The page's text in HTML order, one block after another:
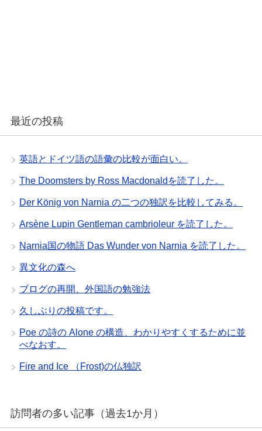
最近の投稿
英語とドイツ語の語彙の比較が面白い。
The Doomsters by Ross Macdonaldを読了した。
Der König von Narnia の二つの独訳を比較してみる。
Arsène Lupin Gentleman cambrioleur を読了した。
Narnia国の物語 Das Wunder von Narnia を読了した。
異文化の森へ
ブログの再開、外国語の勉強法
久しぶりの投稿です。
Poe の詩の Alone の構造、わかりやすくするために並
べなおす。
Fire and Ice （Frost)の仏独訳
訪問者の多い記事（過去1か月）